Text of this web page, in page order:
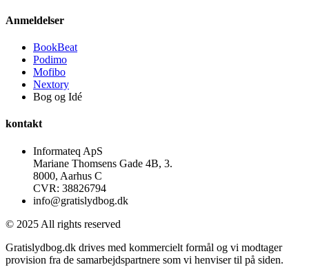
Anmeldelser
BookBeat
Podimo
Mofibo
Nextory
Bog og Idé
kontakt
Informateq ApS
Mariane Thomsens Gade 4B, 3.
8000, Aarhus C
CVR: 38826794
info@gratislydbog.dk
© 2025 All rights reserved
Gratislydbog.dk drives med kommercielt formål og vi modtager
provision fra de samarbejdspartnere som vi henviser til på siden.